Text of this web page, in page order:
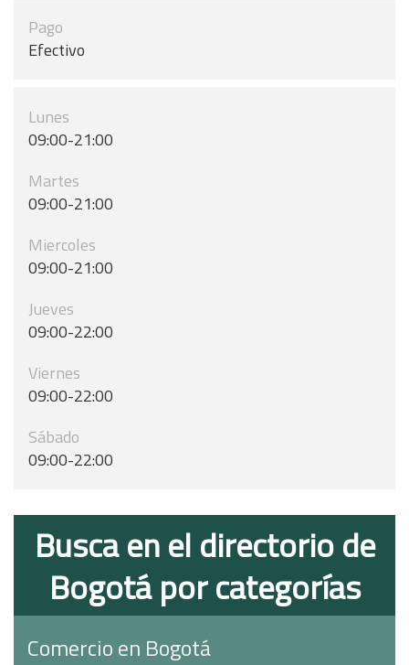
Pago
Efectivo
Lunes
09:00-21:00
Martes
09:00-21:00
Miercoles
09:00-21:00
Jueves
09:00-22:00
Viernes
09:00-22:00
Sábado
09:00-22:00
Busca en el directorio de
Bogotá por categorías
Comercio en Bogotá